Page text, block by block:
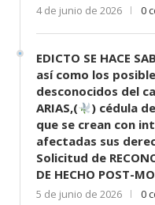
4 de junio de 2026 0
EDICTO SE HACE
así como los
desconocidos del
ARIAS,(
) cédula
que se crean con
afectadas sus
Solicitud de
DE HECHO POST-
5 de junio de 2026 0